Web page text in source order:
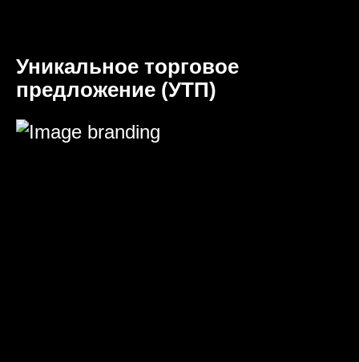
Уникальное торговое
предложение (УТП)